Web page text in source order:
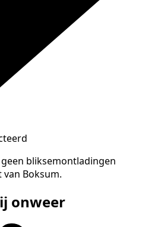
bliksemontladingen
Boksum.
onweer